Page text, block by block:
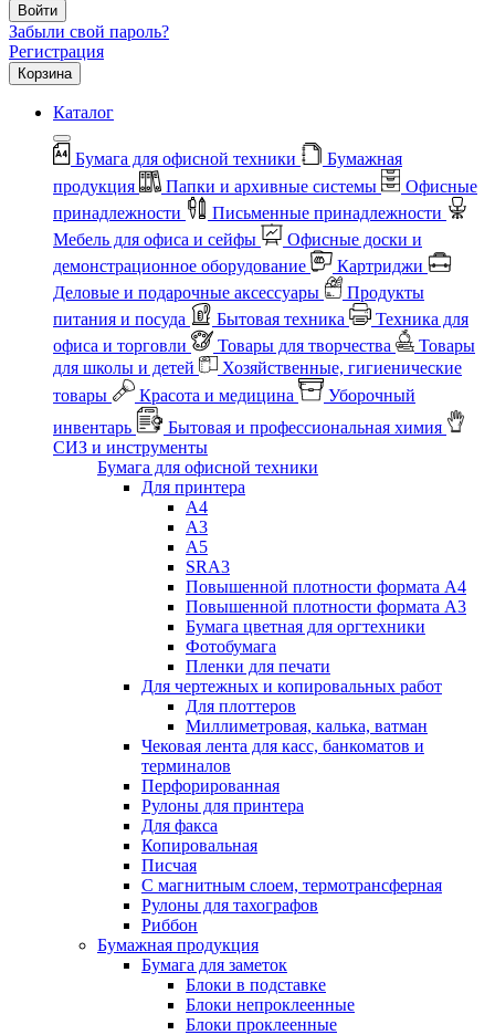
Войти
Забыли свой пароль?
Регистрация
Корзина
Каталог
Бумага для офисной техники
Бумажная
продукция
Папки и архивные системы
Офисные
принадлежности
Письменные принадлежности
Мебель для офиса и сейфы
Офисные доски и
демонстрационное оборудование
Картриджи
Деловые и подарочные аксессуары
Продукты
питания и посуда
Бытовая техника
Техника для
офиса и торговли
Товары для творчества
Товары
для школы и детей
Хозяйственные, гигиенические
товары
Красота и медицина
Уборочный
инвентарь
Бытовая и профессиональная химия
СИЗ и инструменты
Бумага для офисной техники
Для принтера
А4
А3
А5
SRA3
Повышенной плотности формата А4
Повышенной плотности формата А3
Бумага цветная для оргтехники
Фотобумага
Пленки для печати
Для чертежных и копировальных работ
Для плоттеров
Миллиметровая, калька, ватман
Чековая лента для касс, банкоматов и
терминалов
Перфорированная
Рулоны для принтера
Для факса
Копировальная
Писчая
С магнитным слоем, термотрансферная
Рулоны для тахографов
Риббон
Бумажная продукция
Бумага для заметок
Блоки в подставке
Блоки непроклеенные
Блоки проклеенные